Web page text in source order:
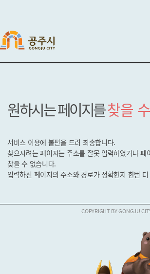
원하시는 페이지를찾을
서비스 이용에 불편을 드려 죄송합니다.
찾으시려는 페이지는 주소를 잘못 입력하였거나
찾을 수 없습니다.
입력하신 페이지의 주소와 경로가 정확한지 한번
COPYRIGHT BY GONGJU